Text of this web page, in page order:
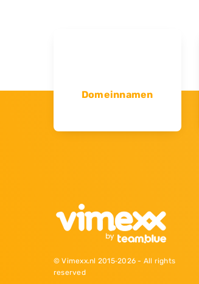
Domeinnamen
© Vimexx.nl 2015‐2026 - All rights
reserved